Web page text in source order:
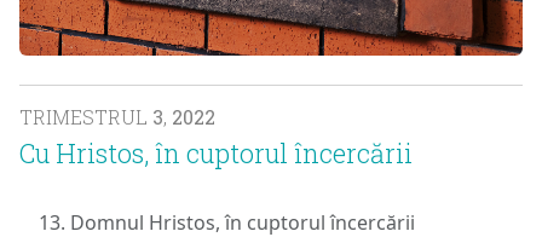
TRIMESTRUL 3, 2022
Cu Hristos, în cuptorul încercării
13. Domnul Hristos, în cuptorul încercării